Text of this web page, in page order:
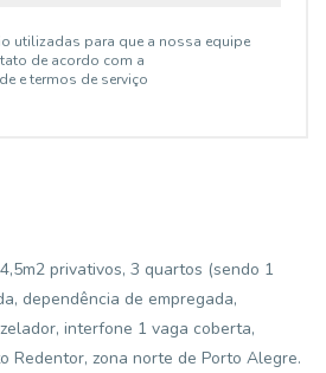
utilizadas para que a nossa equipe
de acordo com a
e termos de serviço
privativos, 3 quartos (sendo 1
dependência de empregada,
interfone 1 vaga coberta,
Redentor, zona norte de Porto Alegre.